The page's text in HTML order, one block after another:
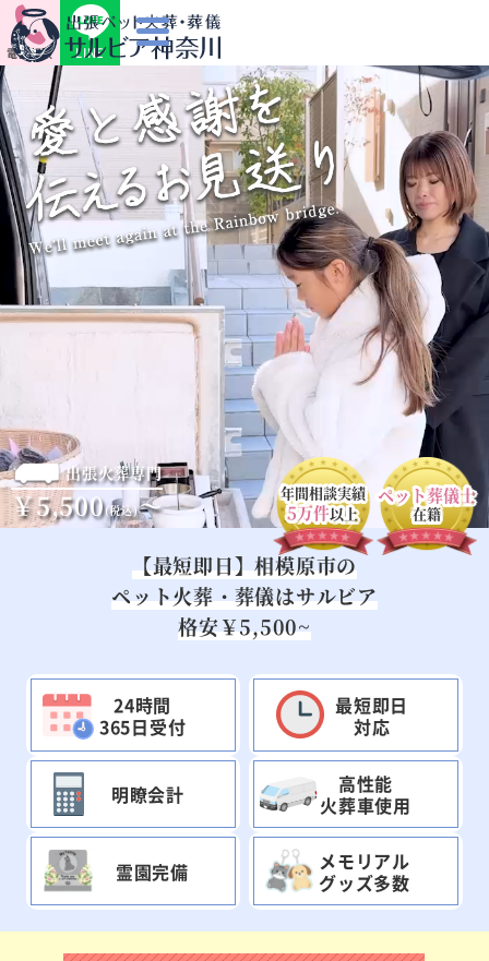
電話相談 LINE
出張火葬専門
￥5,500(税込)～ 年間相談実績
5万件以上
ペット葬儀士
在籍
【最短即日】相模原市の
ペット火葬・葬儀はサルビア
格安￥5,500~
24時間
365日受付
最短即日
対応
明瞭会計
高性能
火葬車使用
霊園完備
メモリアル
グッズ多数